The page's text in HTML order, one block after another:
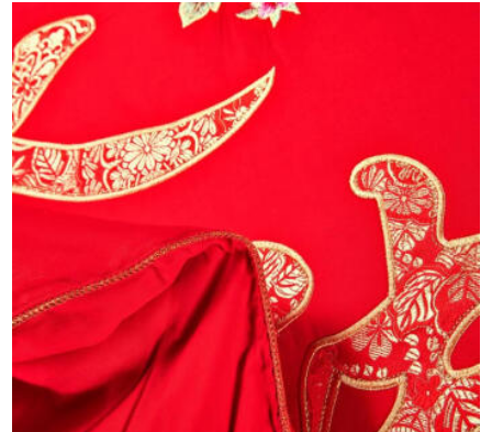
と背中もらったソー
プフー
齢1.5メトルのベッド